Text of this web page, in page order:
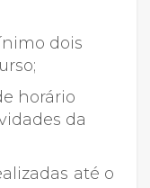
dois
horário
da
até o